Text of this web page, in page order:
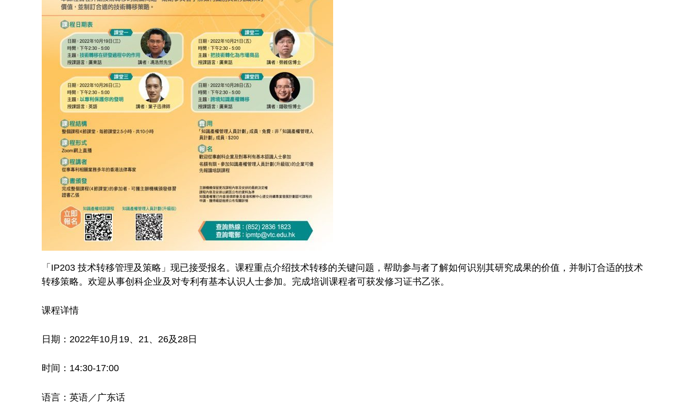
「IP203 技术转移管理及策略」现已接受报名。课程重点介绍技术转移的关键问题，帮助参与者了解如何识别其研究成果的价值，并制订合适的技术
转移策略。欢迎从事创科企业及对专利有基本认识人士参加。完成培训课程者可获发修习证书乙张。
课程详情
日期：2022年10月19、21、26及28日
时间：14:30-17:00
语言：英语／广东话